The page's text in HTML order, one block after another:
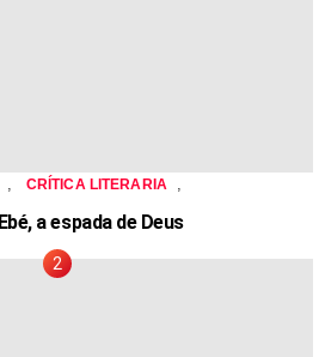
CRÍTICA LITERARIA
a espada de Deus